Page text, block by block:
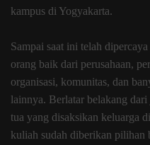
kampus di Yogyakarta.
Sampai saat ini telah
orang baik dari perusahaan,
organisasi, komunitas, dan
lainnya. Berlatar belakang
tua yang disaksikan keluarga
kuliah sudah diberikan pilihan